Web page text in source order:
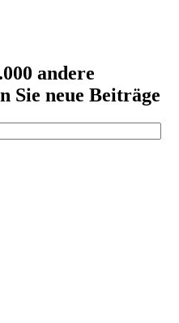
andere
Sie neue Beiträge